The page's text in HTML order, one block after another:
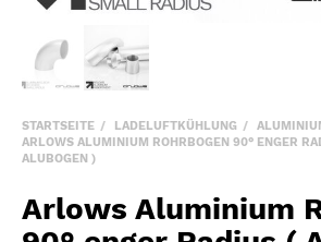
STARTSEITE LADELUFTKÜHLUNG
ARLOWS ALUMINIUM ROHRBOGEN 90° ENGER
ALUBOGEN )
Arlows Aluminium